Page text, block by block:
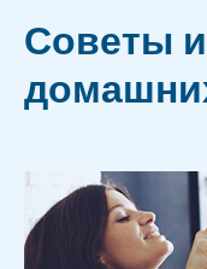
Советы